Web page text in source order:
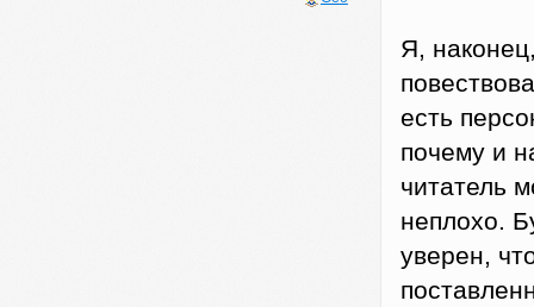
Я,
есть
почему и
читатель
неплохо.
уверен,